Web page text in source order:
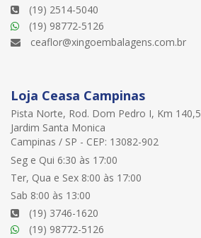
(19) 2514-5040
(19) 98772-5126
ceaflor@xingoembalagens.com.br
Loja Ceasa Campinas
Pista Norte, Rod. Dom Pedro I, Km 140,5
Jardim Santa Monica
Campinas / SP - CEP: 13082-902
Seg e Qui 6:30 às 17:00
Ter, Qua e Sex 8:00 às 17:00
Sab 8:00 às 13:00
(19) 3746-1620
(19) 98772-5126